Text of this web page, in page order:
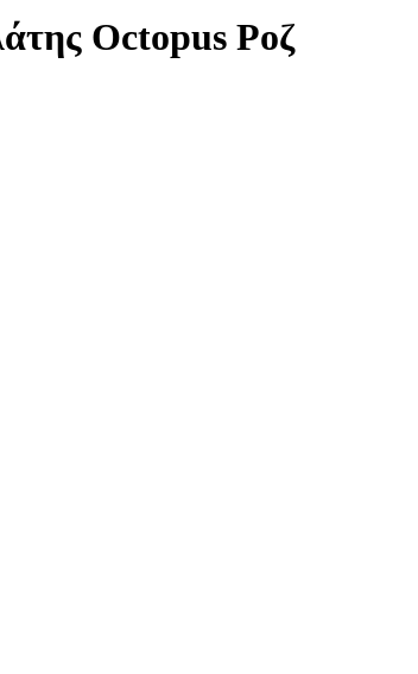
Octopus Ροζ